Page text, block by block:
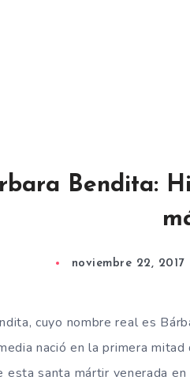
Bendita:
noviembre 22, 2017
cuyo nombre real es
nació en la primera
esta santa mártir venerada